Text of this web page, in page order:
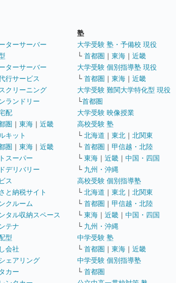
ターサーバー
ターサーバー
行サービス
クリーニング
ランドリー
配
圏 ｜ 東海 ｜ 近畿
キット
圏 ｜ 東海 ｜ 近畿
スーパー
デリバリー
ス
と納税サイト
クルーム
タル収納スペース
テナ
型
会社
ェアリング
カー
塾
大学受験 塾・予備校 現役
└ 首都圏 ｜ 東海 ｜ 近畿
大学受験 個別指導塾 現役
└ 首都圏 ｜ 東海 ｜ 近畿
大学受験 難関大学特化型 現役
└首都圏
大学受験 映像授業
高校受験 塾
└ 北海道 ｜ 東北 ｜ 北関東
└ 首都圏 ｜ 甲信越・北陸
└ 東海 ｜ 近畿 ｜ 中国・四国
└ 九州・沖縄
高校受験 個別指導塾
└ 北海道 ｜ 東北 ｜ 北関東
└ 首都圏 ｜ 甲信越・北陸
└ 東海 ｜ 近畿 ｜ 中国・四国
└ 九州・沖縄
中学受験 塾
└ 首都圏 ｜ 東海 ｜ 近畿
中学受験 個別指導塾
└ 首都圏